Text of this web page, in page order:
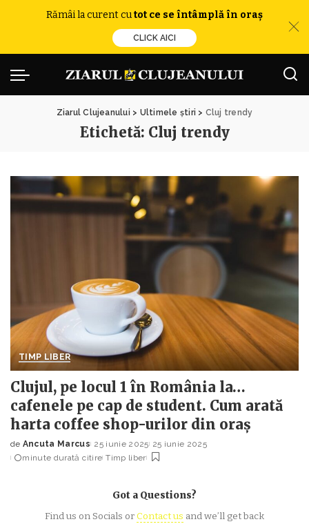
Rămâi la curent cutot ce se întâmplă în oraș
CLICK AICI
Ziarul Clujeanului > Ultimele știri > Cluj trendy
Etichetă: Cluj trendy
TIMP LIBER
Clujul, pe locul 1 în România la…
cafenele pe cap de student. Cum arată
harta coffee shop-urilor din oraș
Posted
by
de Ancuta Marcus 25 iunie 2025 25 iunie 2025
minute durată citire Timp liber
Got a Questions?
Find us on Socials orContact us and we’ll get back